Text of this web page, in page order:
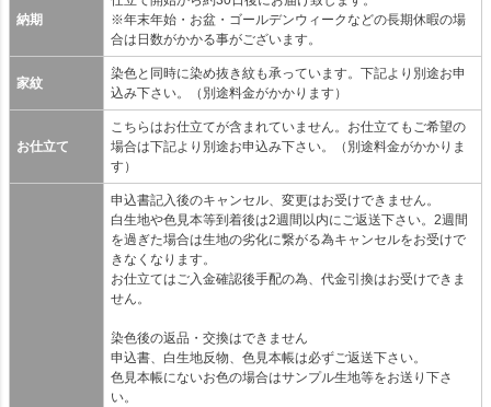
納期
※年末年始・お盆・ゴールデンウィークなどの長期休暇の場
合は日数がかかる事がございます。
家紋
染色と同時に染め抜き紋も承っています。下記より別途お申
込み下さい。（別途料金がかかります）
お仕立て
こちらはお仕立てが含まれていません。お仕立てもご希望の
場合は下記より別途お申込み下さい。（別途料金がかかりま
す）
申込書記入後のキャンセル、変更はお受けできません。
白生地や色見本等到着後は2週間以内にご返送下さい。2週間
を過ぎた場合は生地の劣化に繋がる為キャンセルをお受けで
きなくなります。
お仕立てはご入金確認後手配の為、代金引換はお受けできま
せん。
染色後の返品・交換はできません
申込書、白生地反物、色見本帳は必ずご返送下さい。
色見本帳にないお色の場合はサンプル生地等をお送り下さ
い。